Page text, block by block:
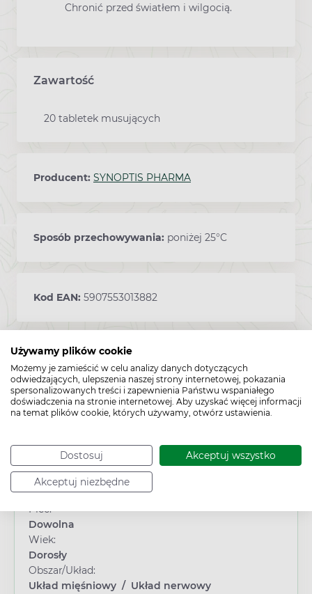
Używamy plików cookie
Możemy je zamieścić w celu analizy danych dotyczących
odwiedzających, ulepszenia naszej strony internetowej, pokazania
spersonalizowanych treści i zapewnienia Państwu wspaniałego
doświadczenia na stronie internetowej. Aby uzyskać więcej informacji
na temat plików cookie, których używamy, otwórz ustawienia.
Dostosuj Akceptuj wszystko
Akceptuj niezbędne
Chronić przed światłem i wilgocią.
Zawartość
20 tabletek musujących
Producent: SYNOPTIS PHARMA
Sposób przechowywania: poniżej 25°C
Kod EAN: 5907553013882
Cechy produktu
Typ produktu:
Suplement diety
Płeć:
Dowolna
Wiek:
Dorosły
Obszar/Układ:
Układ mięśniowy / Układ nerwowy